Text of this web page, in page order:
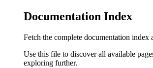
Documentation Index
Fetch the complete documentation index
Use this file to discover all available
exploring further.